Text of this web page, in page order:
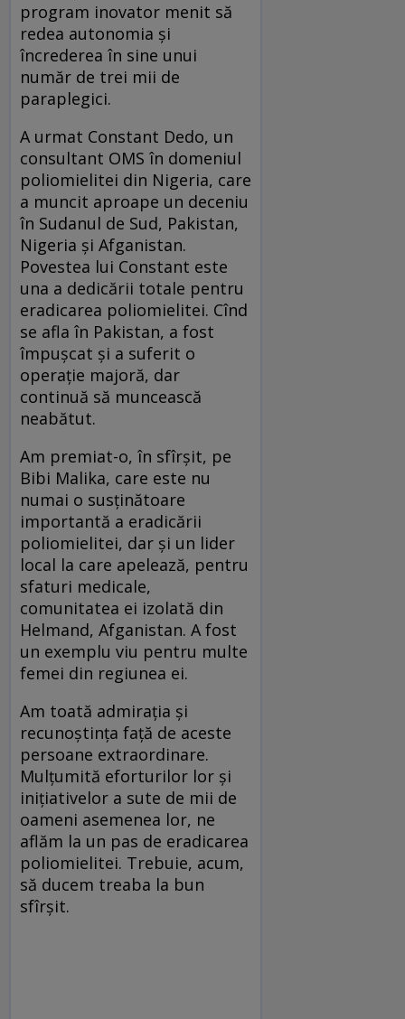
program inovator menit să
redea autonomia și
încrederea în sine unui
număr de trei mii de
paraplegici.
A urmat Constant Dedo, un
consultant OMS în domeniul
poliomielitei din Nigeria, care
a muncit aproape un deceniu
în Sudanul de Sud, Pakistan,
Nigeria și Afganistan.
Povestea lui Constant este
una a dedicării totale pentru
eradicarea poliomielitei. Cînd
se afla în Pakistan, a fost
împușcat și a suferit o
operație majoră, dar
continuă să muncească
neabătut.
Am premiat-o, în sfîrșit, pe
Bibi Malika, care este nu
numai o susținătoare
importantă a eradicării
poliomielitei, dar și un lider
local la care apelează, pentru
sfaturi medicale,
comunitatea ei izolată din
Helmand, Afganistan. A fost
un exemplu viu pentru multe
femei din regiunea ei.
Am toată admirația și
recunoștința față de aceste
persoane extraordinare.
Mulțumită eforturilor lor și
inițiativelor a sute de mii de
oameni asemenea lor, ne
aflăm la un pas de eradicarea
poliomielitei. Trebuie, acum,
să ducem treaba la bun
sfîrșit.